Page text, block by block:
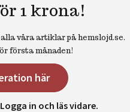
1 krona!
våra artiklar på hemslojd.se.
första månaden!
här
Logga in och läs vidare.